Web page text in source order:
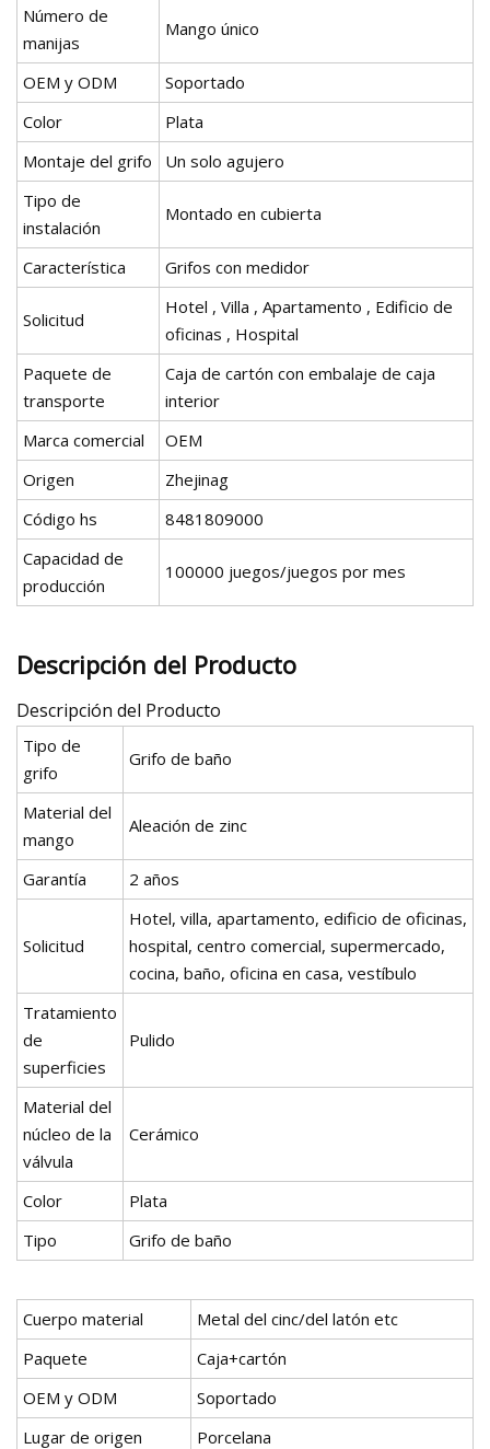
Número de
manijas
Mango único
OEM y ODM
Soportado
Color
Plata
Montaje del grifo
Un solo agujero
Tipo de
instalación
Montado en cubierta
Característica Grifos con medidor
Solicitud
Hotel , Villa , Apartamento , Edificio de
oficinas , Hospital
Paquete de
transporte
Caja de cartón con embalaje de caja
interior
Marca comercial
OEM
Origen
Zhejinag
Código hs
8481809000
Capacidad de
producción
100000 juegos/juegos por mes
Descripción del Producto
Descripción del Producto
Tipo de
grifo
Grifo de baño
Material del
mango
Aleación de zinc
Garantía 2 años
Solicitud
Hotel, villa, apartamento, edificio de oficinas,
hospital, centro comercial, supermercado,
cocina, baño, oficina en casa, vestíbulo
Tratamiento
de
superficies
Pulido
Material del
núcleo de la
válvula
Cerámico
Color
Plata
Tipo
Grifo de baño
Cuerpo material
Metal del cinc/del latón etc
Paquete
Caja+cartón
OEM y ODM
Soportado
Lugar de origen
Porcelana